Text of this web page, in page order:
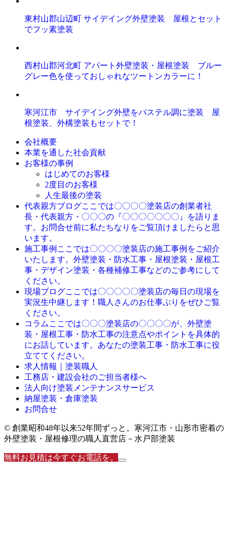
東村山郡山辺町 サイデイング外壁塗装 屋根とセット
でフッ素塗装
西村山郡河北町 アパート外壁塗装・屋根塗装 ブルー
グレー色を使っておしゃれなツートンカラーに！
寒河江市 サイデイング外壁をパステル調に塗装 屋
根塗装、外構塗装もセットで！
会社概要
本業を通した社会貢献
お客様の事例
はじめてのお客様
2度目のお客様
人生最後の塗装
代表親方ブログここでは〇〇〇〇塗装店の創業者社
長・代表親方・〇〇〇の『〇〇〇〇〇〇〇』を語りま
す。お問合せ前に私たちなりをご覧頂けましたらと思
います。
施工事例 ここでは〇〇〇〇塗装店の施工事例をご紹介
いたします。外壁塗装・防水工事・屋根塗装・屋根工
事・デザイン塗装・各種補修工事などのご参考にして
ください。
現場ブログここでは〇〇〇〇〇塗装店の毎日の現場を
実況生中継します！職人さんのお仕事ぶりをぜひご覧
ください。
コラム ここでは〇〇〇塗装店の〇〇〇〇が、外壁塗
装・屋根工事・防水工事の注意点やポイントを具体的
にお話しています。あなたの塗装工事・防水工事に役
立ててください。
求人情報｜塗装職人
工務店・建設会社のご担当者様へ
法人向け塗装メンテナンスサービス
納屋塗装・倉庫塗装
お問合せ
© 創業昭和48年以来52年間ずっと。寒河江市・山形市密着の
外壁塗装・屋根修理の職人直営店－水戸部塗装
無料お見積は今すぐお電話を。